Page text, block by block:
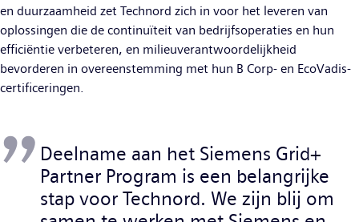
en duurzaamheid zet Technord zich in voor het leveren van
oplossingen die de continuïteit van bedrijfsoperaties en hun
efficiëntie verbeteren, en milieuverantwoordelijkheid
bevorderen in overeenstemming met hun B Corp- en EcoVadis-
certificeringen.
Deelname aan het Siemens Grid+
Partner Program is een belangrijke
stap voor Technord. We zijn blij om